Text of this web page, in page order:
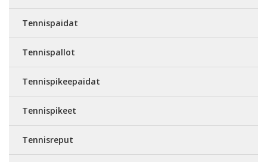
Tennispaidat
Tennispallot
Tennispikeepaidat
Tennispikeet
Tennisreput